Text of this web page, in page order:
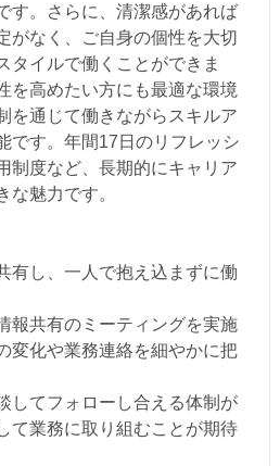
す。さらに、清潔感があれば
がなく、ご自身の個性を大切
タイルで働くことができま
を高めたい方にも最適な環境
を通じて働きながらスキルア
です。年間17日のリフレッシ
制度など、長期的にキャリア
な魅力です。
有し、一人で抱え込まずに働
報共有のミーティングを実施
変化や業務連絡を細やかに把
してフォローし合える体制が
て業務に取り組むことが期待